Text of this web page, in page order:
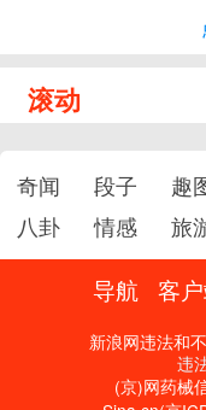
滚动
奇闻 段子 趣
八卦
情感 旅
导航 客
新浪网违法和
违
(京)网药械